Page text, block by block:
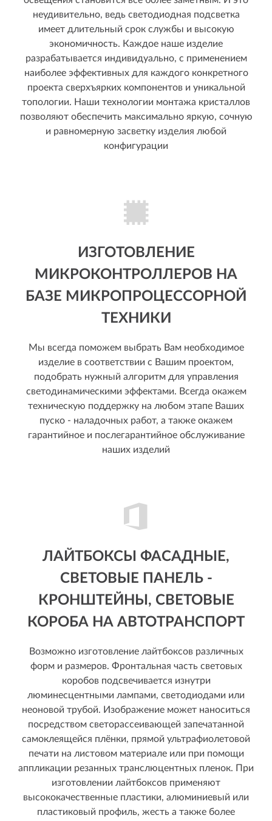
неудивительно, ведь светодиодная подсветка
имеет длительный срок службы и высокую
экономичность. Каждое наше изделие
разрабатывается индивидуально, с применением
наиболее эффективных для каждого конкретного
проекта сверхъярких компонентов и уникальной
топологии. Наши технологии монтажа кристаллов
позволяют обеспечить максимально яркую, сочную
и равномерную засветку изделия любой
конфигурации
ИЗГОТОВЛЕНИЕ
МИКРОКОНТРОЛЛЕРОВ НА
БАЗЕ МИКРОПРОЦЕССОРНОЙ
ТЕХНИКИ
Мы всегда поможем выбрать Вам необходимое
изделие в соответствии с Вашим проектом,
подобрать нужный алгоритм для управления
светодинамическими эффектами. Всегда окажем
техническую поддержку на любом этапе Ваших
пуско - наладочных работ, а также окажем
гарантийное и послегарантийное обслуживание
наших изделий
ЛАЙТБОКСЫ ФАСАДНЫЕ,
СВЕТОВЫЕ ПАНЕЛЬ -
КРОНШТЕЙНЫ, СВЕТОВЫЕ
КОРОБА НА АВТОТРАНСПОРТ
Возможно изготовление лайтбоксов различных
форм и размеров. Фронтальная часть световых
коробов подсвечивается изнутри
люминесцентными лампами, светодиодами или
неоновой трубой. Изображение может наноситься
посредством светорассеивающей запечатанной
самоклеящейся плёнки, прямой ультрафиолетовой
печати на листовом материале или при помощи
аппликации резанных транслюцентных пленок. При
изготовлении лайтбоксов применяют
высококачественные пластики, алюминиевый или
пластиковый профиль, жесть а также более